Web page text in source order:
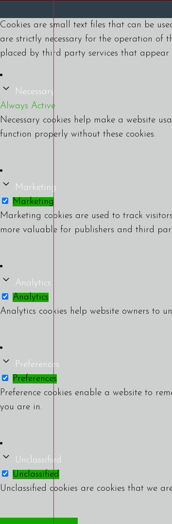
Cookies are small text files that can be
are strictly necessary for the operation of
placed by third party services that appear
Necessary
Always Active
Necessary cookies help make a website
function properly without these cookies.
Marketing
Marketing
Marketing cookies are used to track
more valuable for publishers and third
Analytics
Analytics
Analytics cookies help website owners to
Preferences
Preferences
Preference cookies enable a website to
you are in.
Unclassified
Unclassified
Unclassified cookies are cookies that we